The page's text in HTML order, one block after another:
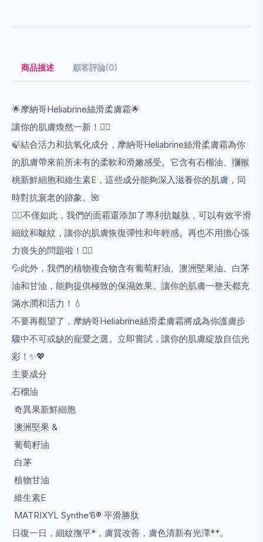
商品描述 顧客評論(0)
🌟摩納哥Heliabrine絲滑柔膚霜🌟
讓你的肌膚煥然一新！💆‍♀️
🍃結合活力和抗氧化成分，摩納哥Heliabrine絲滑柔膚霜為你
的肌膚帶來前所未有的柔軟和滑嫩感受。它含有石榴油、獼猴
桃新鮮細胞和維生素E，這些成分能夠深入滋養你的肌膚，同
時對抗衰老的跡象。🌺
💁‍♀️不僅如此，我們的面霜還添加了專利抗皺肽，可以有效平滑
細紋和皺紋，讓你的肌膚恢復彈性和年輕感。再也不用擔心張
力喪失的問題啦！🙅‍♀️
💦此外，我們的植物複合物含有葡萄籽油、澳洲堅果油、白茅
油和甘油，能夠提供極致的保濕效果。讓你的肌膚一整天都充
滿水潤和活力！💧
不要再觀望了，摩納哥Heliabrine絲滑柔膚霜將成為你護膚步
驟中不可或缺的寵愛之選。立即嘗試，讓你的肌膚綻放自信光
彩！✨💖
主要成分
石榴油
奇異果新鮮細胞
澳洲堅果 &
葡萄籽油
白茅
植物甘油
維生素E
MATRIXYL Synthe’6® 平滑勝肽
日復一日，細紋撫平*，膚質改善，膚色清新有光澤**。